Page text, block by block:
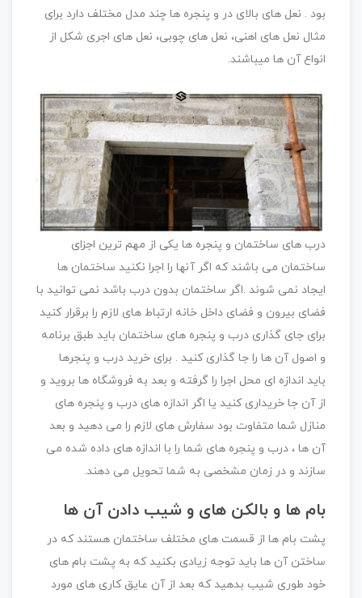
بود . نعل های بالای در و پنجره ها چند مدل مختلف دارد برای
مثال نعل های اهنی، نعل های چوبی، نعل های اجری شکل از
انواع آن ها میباشند.
درب های ساختمان و پنجره ها یکی از مهم ترین اجزای
ساختمان می باشند که اگر آنها را اجرا نکنید ساختمان ها
ایجاد نمی شوند .اگر ساختمان بدون درب باشد نمی توانید با
فضای بیرون و فضای داخل خانه ارتباط های لازم را برقرار کنید
برای جای گذاری درب و پنجره های ساختمان باید طبق برنامه
و اصول آن ها را جا گذاری کنید . برای خرید درب و پنجرها
باید اندازه ای محل اجرا را گرفته و بعد به فروشگاه ها بروید و
از آن جا خریداری کنید یا اگر اندازه های درب و پنجره های
منازل شما متفاوت بود سفارش های لازم را می دهید و بعد
آن ها ، درب و پنجره های شما را با اندازه های داده شده می
سازند و در زمان مشخصی به شما تحویل می دهند.
بام ها و بالکن های و شیب دادن آن ها
پشت بام ها از قسمت های مختلف ساختمان هستند که در
ساختن آن ها باید توجه زیادی بکنید که به پشت بام های
خود طوری شیب بدهید که بعد از آن عایق کاری های مورد